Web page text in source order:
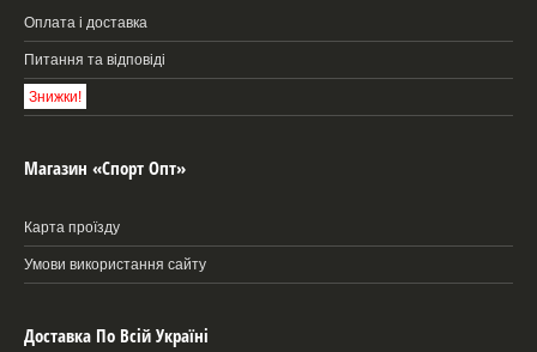
Оплата і доставка
Питання та відповіді
Знижки!
Магазин «Спорт Опт»
Карта проїзду
Умови використання сайту
Доставка По Всій Україні